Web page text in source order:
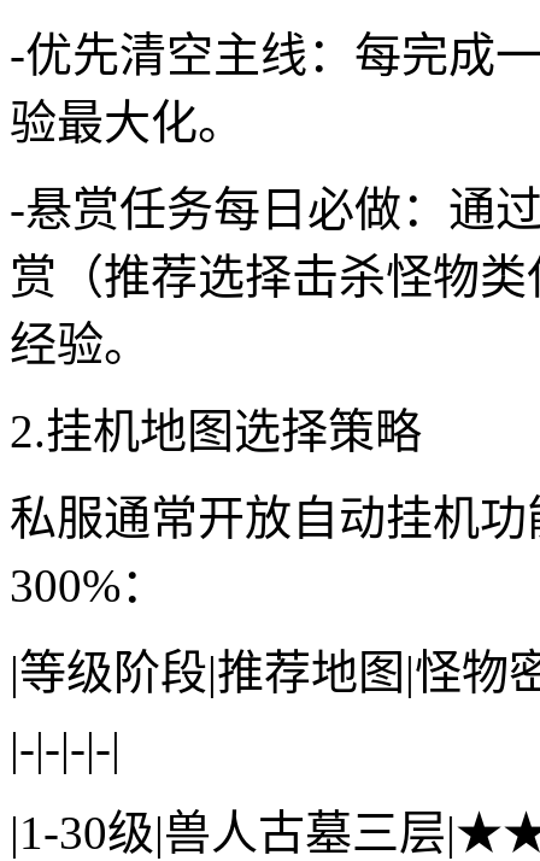
-优先清空主线：每完成
验最大化。
-悬赏任务每日必做：通
赏（推荐选择击杀怪物
经验。
2.挂机地图选择策略
私服通常开放自动挂机
300%：
|等级阶段|推荐地图|怪物
|-|-|-|-|
|1-30级|兽人古墓三层